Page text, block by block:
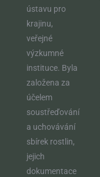
ústavu pro
krajinu,
veřejné
výzkumné
instituce. Byla
založena za
účelem
soustřeďování
a uchovávání
sbírek rostlin,
jejich
dokumentace